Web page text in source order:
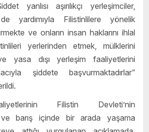
yanlısı aşırılıkçı yerleşimciler,
yardımıyla Filistinlilere yönelik
ve onların insan haklarını ihlal
yerlerinden etmek, mülklerini
yasa dışı yerleşim faaliyetlerini
şiddete başvurmaktadırlar”
Filistin Devleti’nin
ve barış içinde bir arada yaşama